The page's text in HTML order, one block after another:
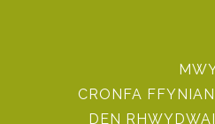
CRONFA
DEN